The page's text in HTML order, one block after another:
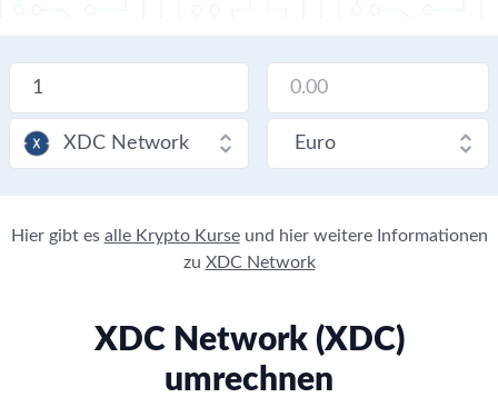
Hier gibt es alle Krypto Kurseund hier weitere Informationen
zu XDC Network
XDC Network (XDC)
umrechnen